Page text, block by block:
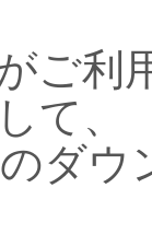
ご利
て、
ダ